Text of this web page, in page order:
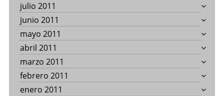
julio 2011
junio 2011
mayo 2011
abril 2011
marzo 2011
febrero 2011
enero 2011